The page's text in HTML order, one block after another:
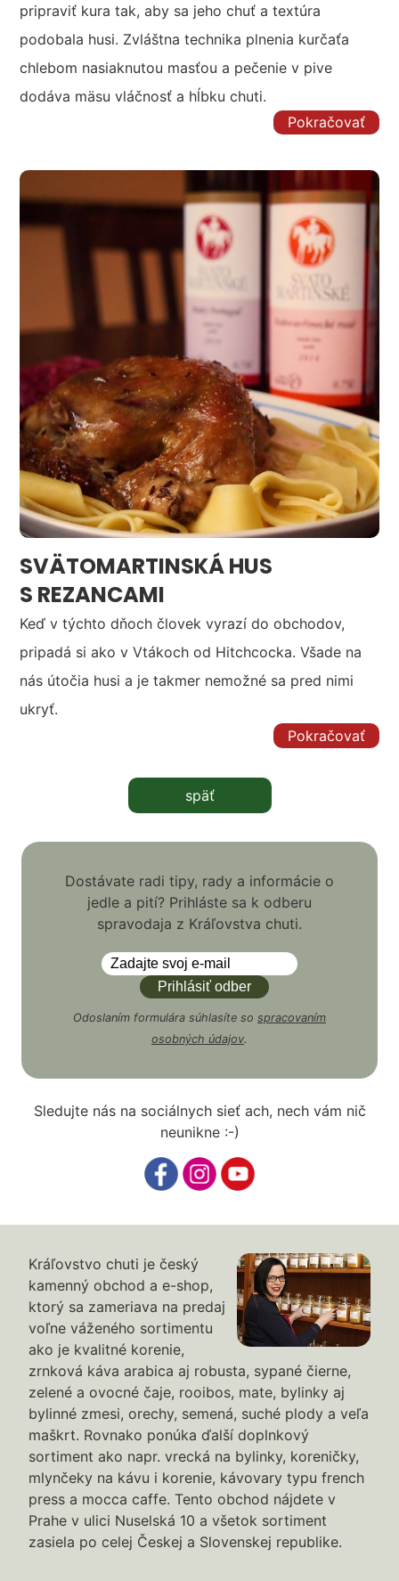
pripraviť kura tak, aby sa jeho chuť a textúra
podobala husi. Zvláštna technika plnenia kurčaťa
chlebom nasiaknutou masťou a pečenie v pive
dodáva mäsu vláčnosť a hĺbku chuti.
Pokračovať
SVÄTOMARTINSKÁ HUS
S REZANCAMI
Keď v týchto dňoch človek vyrazí do obchodov,
pripadá si ako v Vtákoch od Hitchcocka. Všade na
nás útočia husi a je takmer nemožné sa pred nimi
ukryť.
Pokračovať
späť
Dostávate radi tipy, rady a informácie o
jedle a pití? Prihláste sa k odberu
spravodaja z Kráľovstva chuti.
Odoslaním formulára súhlasíte so spracovaním
osobných údajov.
Sledujte nás na sociálnych sieť ach, nech vám nič
neunikne :-)
Kráľovstvo chuti je český
kamenný obchod a e-shop,
ktorý sa zameriava na predaj
voľne váženého sortimentu
ako je kvalitné korenie,
zrnková káva arabica aj robusta, sypané čierne,
zelené a ovocné čaje, rooibos, mate, bylinky aj
bylinné zmesi, orechy, semená, suché plody a veľa
maškrt. Rovnako ponúka ďalší doplnkový
sortiment ako napr. vrecká na bylinky, koreničky,
mlynčeky na kávu i korenie, kávovary typu french
press a mocca caffe. Tento obchod nájdete v
Prahe v ulici Nuselská 10 a všetok sortiment
zasiela po celej Českej a Slovenskej republike.